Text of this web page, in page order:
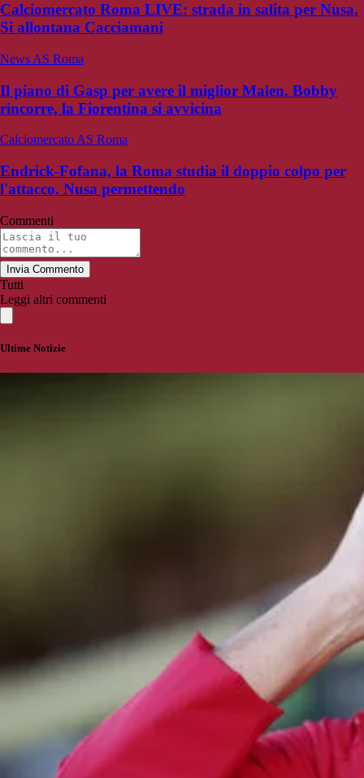
Calciomercato Roma LIVE: strada in salita per Nusa.
Si allontana Cacciamani
News AS Roma
Il piano di Gasp per avere il miglior Malen. Bobby
rincorre, la Fiorentina si avvicina
Calciomercato AS Roma
Endrick-Fofana, la Roma studia il doppio colpo per
l'attacco. Nusa permettendo
Commenti
Invia Commento
Tutti
Leggi altri commenti
Ultime Notizie